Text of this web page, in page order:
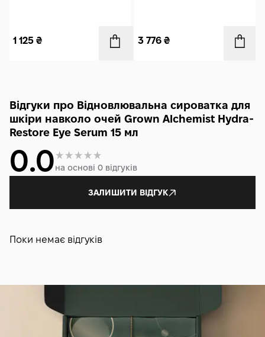
1 125 ₴ 3 776 ₴
Відгуки про Відновлювальна сироватка для
шкіри навколо очей Grown Alchemist Hydra-
Restore Eye Serum 15 мл
0.0на основі 0 відгуків
ЗАЛИШИТИ ВІДГУК
Поки немає відгуків